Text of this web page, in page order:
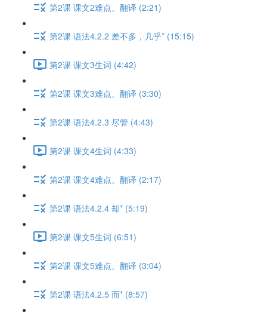
第2课 课文2难点、翻译 (2:21)
第2课 语法4.2.2 差不多，几乎* (15:15)
第2课 课文3生词 (4:42)
第2课 课文3难点、翻译 (3:30)
第2课 语法4.2.3 尽管 (4:43)
第2课 课文4生词 (4:33)
第2课 课文4难点、翻译 (2:17)
第2课 语法4.2.4 却* (5:19)
第2课 课文5生词 (6:51)
第2课 课文5难点、翻译 (3:04)
第2课 语法4.2.5 而* (8:57)